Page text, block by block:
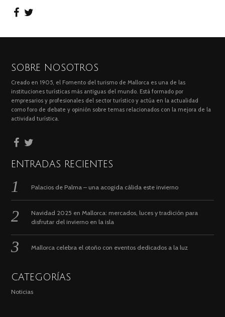
SOBRE NOSOTROS
Creado en 1905, el Fomento del turismo de Mallorca es una de las
instituciones turísticas más antiguas del mundo. Está formado por
empresarios y profesionales del sector turístico y actúa en la actualidad
como foro de debate y opinión sobre temas relacionados con la mejora de la
actividad turística.
ENTRADAS RECIENTES
Palacios de Palma – una acogida cálida este invierno
Navidad 2025 en Mallorca: mercados, luces y tradición para
disfrutar del invierno en la isla
Mallorca celebra el otoño con eventos dedicados a la luz
CATEGORÍAS
Noticias